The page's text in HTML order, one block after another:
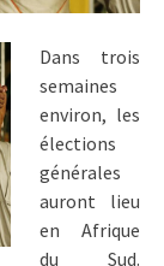
Dans trois
semaines
environ, les
élections
générales
auront lieu
en Afrique
du Sud.